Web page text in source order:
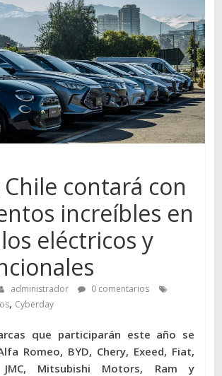
contará con
increíbles en
eléctricos y
administrador
0 comentarios
, Cyberday
que participarán este año se
Romeo, BYD, Chery, Exeed, Fiat,
JMC, Mitsubishi Motors, Ram y